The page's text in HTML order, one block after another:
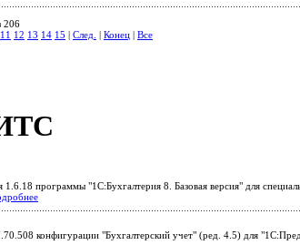
206
11 12 13 14 15 След. Конец Все
1.6.18 программы "1С:Бухгалтерия 8. Базовая версия" для
конфигурации "Бухгалтерский учет" (ред. 4.5) для